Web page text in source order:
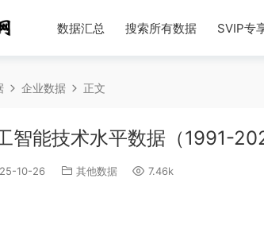
数据汇总 搜索所有数据 SVIP专
企业数据 正文
智能技术水平数据（1991-
10-26 其他数据 7.46k